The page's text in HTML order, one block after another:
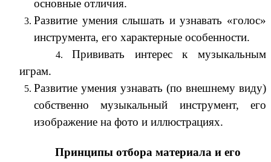
основные отличия.
Развитие умения слышать и узнавать «голос»
инструмента, его характерные особенности.
Прививать интерес к музыкальным
играм.
Развитие умения узнавать (по внешнему виду)
собственно музыкальный инструмент, его
изображение на фото и иллюстрациях.
Принципы отбора материала и его